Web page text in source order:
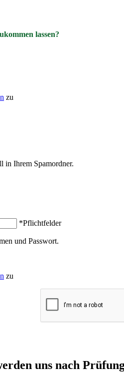
lassen?
zu
in Ihrem Spamordner.
*Pflichtfelder
und Passwort.
zu
uns nach